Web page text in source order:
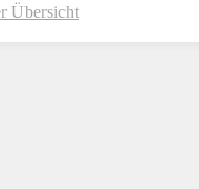
Übersicht